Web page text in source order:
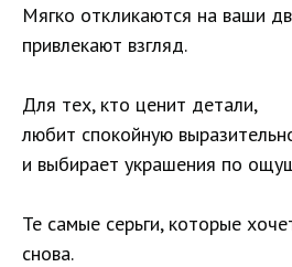
Мягко откликаются на ваши
привлекают взгляд.
Для тех, кто ценит детали,
любит спокойную
и выбирает украшения по
Те самые серьги, которые
снова.